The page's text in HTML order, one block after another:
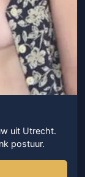
uit Utrecht.
postuur.